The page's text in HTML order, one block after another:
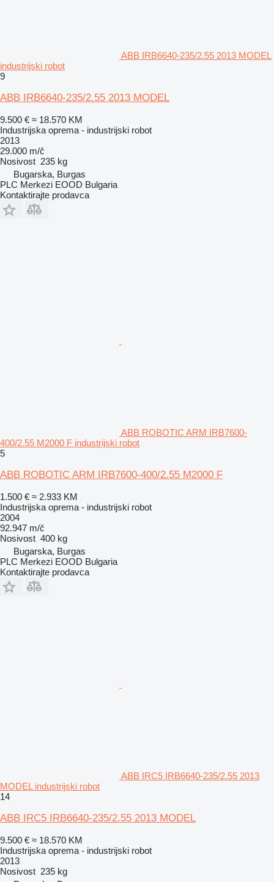
ABB IRB6640-235/2.55 2013 MODEL
industrijski robot
9
ABB IRB6640-235/2.55 2013 MODEL
9.500 € ≈ 18.570 KM
Industrijska oprema - industrijski robot
2013
29.000 m/č
Nosivost 235 kg
Bugarska, Burgas
PLC Merkezi EOOD Bulgaria
Kontaktirajte prodavca
ABB ROBOTIC ARM IRB7600-
400/2.55 M2000 F industrijski robot
5
ABB ROBOTIC ARM IRB7600-400/2.55 M2000 F
1.500 € ≈ 2.933 KM
Industrijska oprema - industrijski robot
2004
92.947 m/č
Nosivost 400 kg
Bugarska, Burgas
PLC Merkezi EOOD Bulgaria
Kontaktirajte prodavca
ABB IRC5 IRB6640-235/2.55 2013
MODEL industrijski robot
14
ABB IRC5 IRB6640-235/2.55 2013 MODEL
9.500 € ≈ 18.570 KM
Industrijska oprema - industrijski robot
2013
Nosivost 235 kg